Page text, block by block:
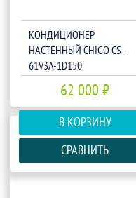
КОНДИЦИОНЕР
НАСТЕННЫЙ CHIGO CS-
61V3A-1D150
62 000 ₽
В КОРЗИНУ
СРАВНИТЬ